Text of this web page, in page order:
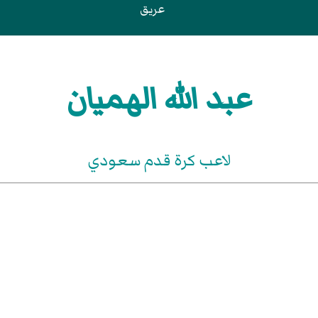
عريق
عبد الله الهميان
لاعب كرة قدم سعودي